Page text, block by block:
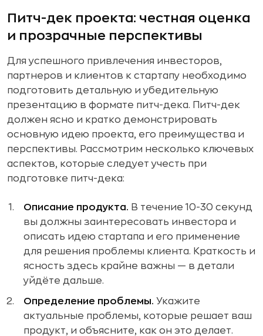
Питч-дек проекта: честная оценка
и прозрачные перспективы
Для успешного привлечения инвесторов,
партнеров и клиентов к стартапу необходимо
подготовить детальную и убедительную
презентацию в формате питч-дека. Питч-дек
должен ясно и кратко демонстрировать
основную идею проекта, его преимущества и
перспективы. Рассмотрим несколько ключевых
аспектов, которые следует учесть при
подготовке питч-дека:
Описание продукта. В течение 10-30 секунд
вы должны заинтересовать инвестора и
описать идею стартапа и его применение
для решения проблемы клиента. Краткость и
ясность здесь крайне важны — в детали
уйдёте дальше.
Определение проблемы. Укажите
актуальные проблемы, которые решает ваш
продукт, и объясните, как он это делает.